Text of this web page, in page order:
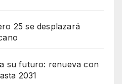
25 se desplazará
su futuro: renueva con
2031